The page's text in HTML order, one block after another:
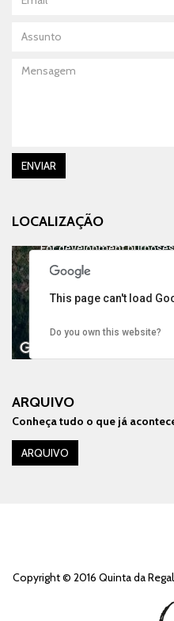
Mensagem
ENVIAR
LOCALIZAÇÃO
For development purposes
For development
This page can't load
Do you own this website?
ARQUIVO
Conheça tudo o que já
ARQUIVO
Copyright © 2016 Quinta da